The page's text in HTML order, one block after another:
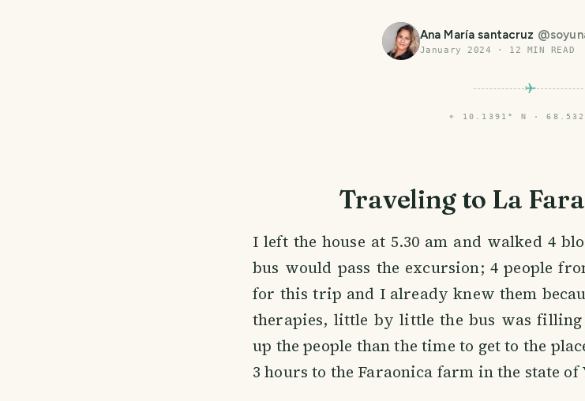
Ana María santacruz @
January 2024 · 12 MIN READ
⌖ 10.1391° N ·
Traveling to La
I left the house at 5.30 am and walked 4
bus would pass the excursion; 4 people
for this trip and I already knew them
therapies, little by little the bus was
up the people than the time to get to the
3 hours to the Faraonica farm in the state of